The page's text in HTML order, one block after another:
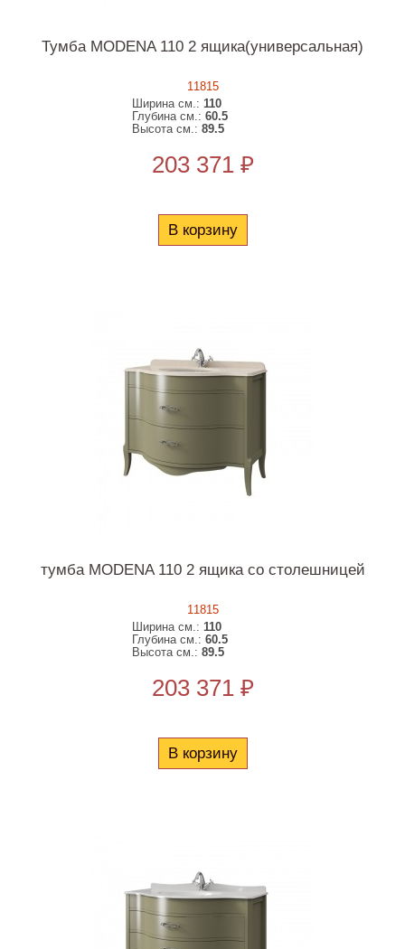
Тумба MODENA 110 2 ящика(универсальная)
11815
Ширина см.:110
Глубина см.:60.5
Высота см.:89.5
203 371 ₽
В корзину
тумба MODENA 110 2 ящика со столешницей
11815
Ширина см.:110
Глубина см.:60.5
Высота см.:89.5
203 371 ₽
В корзину